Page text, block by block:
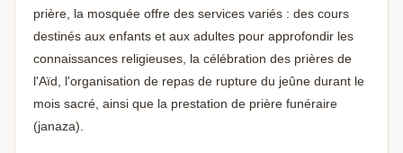
prière, la mosquée offre des services variés : des cours
destinés aux enfants et aux adultes pour approfondir les
connaissances religieuses, la célébration des prières de
l'Aïd, l'organisation de repas de rupture du jeûne durant le
mois sacré, ainsi que la prestation de prière funéraire
(janaza).
🕌
Aidez-nous à grandir 🕌
barakAllahu fik